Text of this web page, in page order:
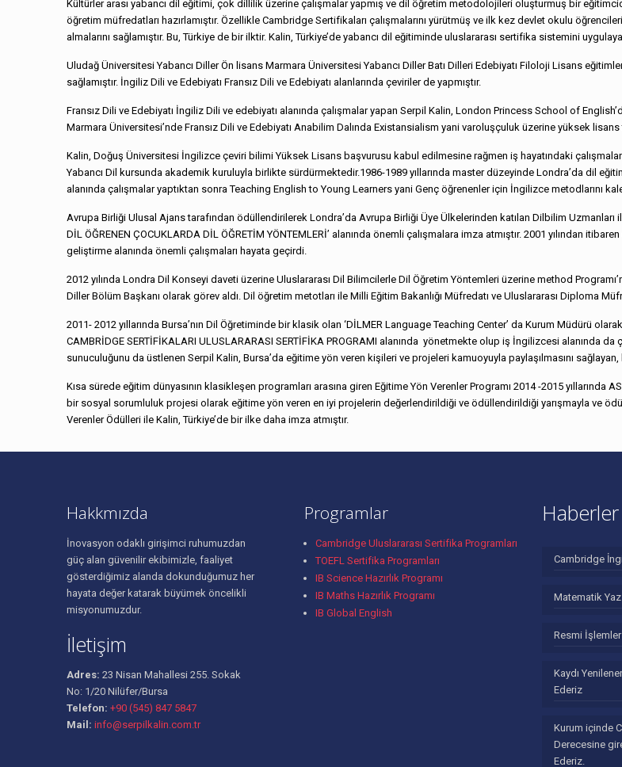
Kültürler arası yabancı dil eğitimi, çok dillilik üzerine çalışmalar yapmış ve dil öğretim metodolojileri oluşturmuş bir
öğretim müfredatları hazırlamıştır. Özellikle Cambridge Sertifikaları çalışmalarını yürütmüş ve ilk kez devlet okulu
almalarını sağlamıştır. Bu, Türkiye de bir ilktir. Kalin, Türkiye’de yabancı dil eğitiminde uluslararası sertifika sistemini
Uludağ Üniversitesi Yabancı Diller Ön lisans Marmara Üniversitesi Yabancı Diller Batı Dilleri Edebiyatı Filoloji Lisans
sağlamıştır. İngiliz Dili ve Edebiyatı Fransız Dili ve Edebiyatı alanlarında çeviriler de yapmıştır.
Fransız Dili ve Edebiyatı İngiliz Dili ve edebiyatı alanında çalışmalar yapan Serpil Kalin, London Princess School of
Marmara Üniversitesi’nde Fransız Dili ve Edebiyatı Anabilim Dalında Existansialism yani varoluşçuluk üzerine yüksek
Kalin, Doğuş Üniversitesi İngilizce çeviri bilimi Yüksek Lisans başvurusu kabul edilmesine rağmen iş hayatındaki
Yabancı Dil kursunda akademik kuruluyla birlikte sürdürmektedir.1986-1989 yıllarında master düzeyinde Londra’da dil
alanında çalışmalar yaptıktan sonra Teaching English to Young Learners yani Genç öğrenenler için İngilizce metodlarını
Avrupa Birliği Ulusal Ajans tarafından ödüllendirilerek Londra’da Avrupa Birliği Üye Ülkelerinden katılan Dilbilim Uzmanları
DİL ÖĞRENEN ÇOCUKLARDA DİL ÖĞRETİM YÖNTEMLERİ’ alanında önemli çalışmalara imza atmıştır. 2001 yılından
geliştirme alanında önemli çalışmaları hayata geçirdi.
2012 yılında Londra Dil Konseyi daveti üzerine Uluslararası Dil Bilimcilerle Dil Öğretim Yöntemleri üzerine method
Diller Bölüm Başkanı olarak görev aldı. Dil öğretim metotları ile Milli Eğitim Bakanlığı Müfredatı ve Uluslararası Diploma
2011- 2012 yıllarında Bursa’nın Dil Öğretiminde bir klasik olan ‘DİLMER Language Teaching Center’ da Kurum Müdürü
CAMBRİDGE SERTİFİKALARI ULUSLARARASI SERTİFİKA PROGRAMI alanında yönetmekte olup iş İngilizcesi alanında da
sunuculuğunu da üstlenen Serpil Kalin, Bursa’da eğitime yön veren kişileri ve projeleri kamuoyuyla paylaşılmasını
Kısa sürede eğitim dünyasının klasikleşen programları arasına giren Eğitime Yön Verenler Programı 2014 -2015 yıllarında
bir sosyal sorumluluk projesi olarak eğitime yön veren en iyi projelerin değerlendirildiği ve ödüllendirildiği yarışmayla ve
Verenler Ödülleri ile Kalin, Türkiye’de bir ilke daha imza atmıştır.
Hakkmızda
İnovasyon odaklı girişimci ruhumuzdan
güç alan güvenilir ekibimizle, faaliyet
gösterdiğimiz alanda dokunduğumuz her
hayata değer katarak büyümek öncelikli
misyonumuzdur.
İletişim
Adres: 23 Nisan Mahallesi 255. Sokak
No: 1/20 Nilüfer/Bursa
Telefon: +90 (545) 847 5847
Mail: info@serpilkalin.com.tr
Programlar
Cambridge Uluslararası Sertifika Programları
TOEFL Sertifika Programları
IB Science Hazırlık Programı
IB Maths Hazırlık Programı
IB Global English
Haberler
Cambridge
Matematik Yaz
Resmi İşlemler
Kaydı
Ederiz
Kurum içinde
Derecesine
Ederiz.